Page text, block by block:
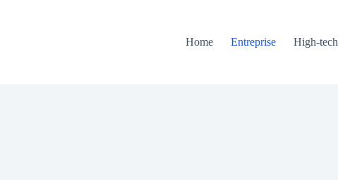
Home
Entreprise High-tech